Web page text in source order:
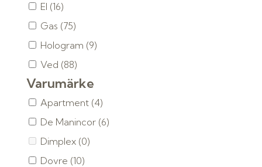
El (16)
Gas (75)
Hologram (9)
Ved (88)
Varumärke
Apartment (4)
De Manincor (6)
Dimplex (0)
Dovre (10)